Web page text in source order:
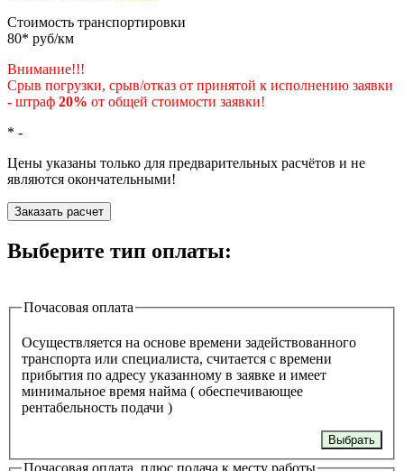
Стоимость транспортировки
80* руб/км
Внимание!!!
Срыв погрузки, срыв/отказ от принятой к исполнению заявки
- штраф 20% от общей стоимости заявки!
* -
Цены указаны только для предварительных расчётов и не
являются окончательными!
Заказать расчет
Выберите тип оплаты:
Почасовая оплата
Осуществляется на основе времени задействованного
транспорта или специалиста, считается с времени
прибытия по адресу указанному в заявке и имеет
минимальное время найма ( обеспечивающее
рентабельность подачи )
Выбрать